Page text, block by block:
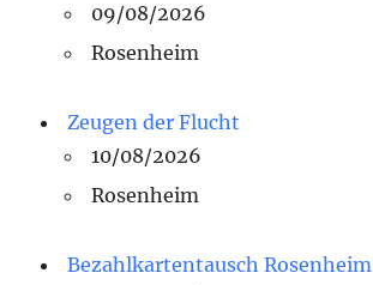
09/08/2026
Rosenheim
Zeugen der Flucht
10/08/2026
Rosenheim
Bezahlkartentausch Rosenheim